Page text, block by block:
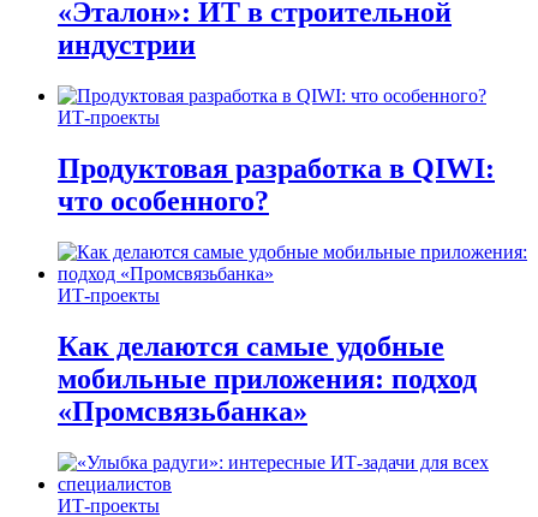
«Эталон»: ИТ в строительной
индустрии
ИТ-проекты
Продуктовая разработка в QIWI:
что особенного?
ИТ-проекты
Как делаются самые удобные
мобильные приложения: подход
«Промсвязьбанка»
ИТ-проекты